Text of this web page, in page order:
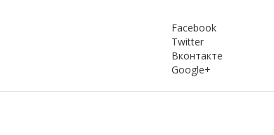
Facebook
Twitter
Вконтакте
Google+